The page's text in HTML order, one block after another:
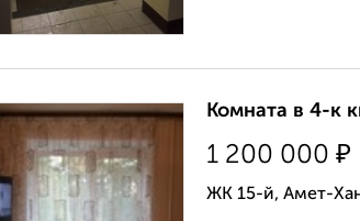
Комната в 4-к
1 200 000 ₽
ЖК 15-й, Амет-